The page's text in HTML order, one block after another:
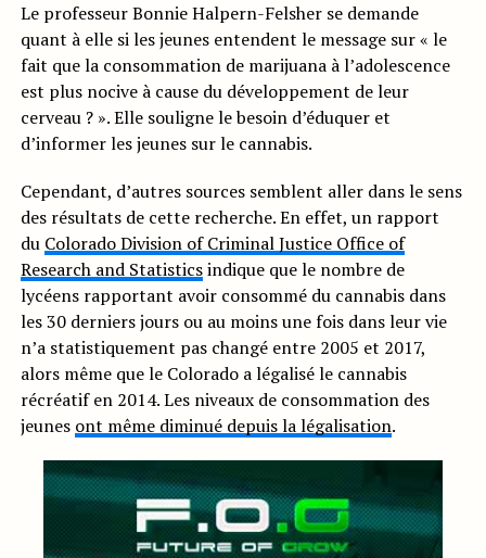
Le professeur Bonnie Halpern-Felsher se demande
quant à elle si les jeunes entendent le message sur « le
fait que la consommation de marijuana à l’adolescence
est plus nocive à cause du développement de leur
cerveau ? ». Elle souligne le besoin d’éduquer et
d’informer les jeunes sur le cannabis.
Cependant, d’autres sources semblent aller dans le sens
des résultats de cette recherche. En effet, un rapport
du Colorado Division of Criminal Justice Office of
Research and Statisticsindique que le nombre de
lycéens rapportant avoir consommé du cannabis dans
les 30 derniers jours ou au moins une fois dans leur vie
n’a statistiquement pas changé entre 2005 et 2017,
alors même que le Colorado a légalisé le cannabis
récréatif en 2014. Les niveaux de consommation des
jeunes ont même diminué depuis la légalisation.